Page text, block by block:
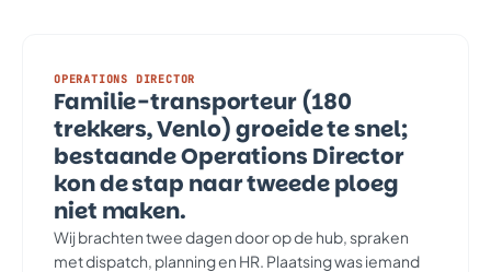
OPERATIONS DIRECTOR
Familie-transporteur (180
trekkers, Venlo) groeide te snel;
bestaande Operations Director
kon de stap naar tweede ploeg
niet maken.
Wij brachten twee dagen door op de hub, spraken
met dispatch, planning en HR. Plaatsing was iemand